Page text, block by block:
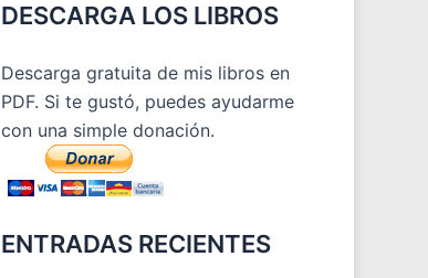
DESCARGA LOS LIBROS
Descarga gratuita de mis libros en
PDF. Si te gustó, puedes ayudarme
con una simple donación.
ENTRADAS RECIENTES